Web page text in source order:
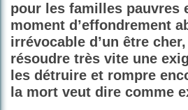
pour les familles pauvres
moment d’effondrement
irrévocable d’un être cher,
résoudre très vite une
les détruire et rompre
la mort veut dire comme